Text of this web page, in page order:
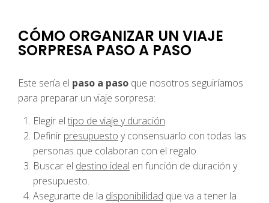
CÓMO ORGANIZAR UN VIAJE
SORPRESA PASO A PASO
Este sería el paso a paso que nosotros seguiríamos
para preparar un viaje sorpresa:
Elegir el tipo de viaje y duración.
Definir presupuesto y consensuarlo con todas las
personas que colaboran con el regalo.
Buscar el destino ideal en función de duración y
presupuesto.
Asegurarte de la disponibilidad que va a tener la